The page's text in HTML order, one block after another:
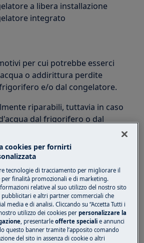
a libera installazione
integrato
per cui potrebbe esserci
o addirittura perdite
e/o dal congelatore.
riparabili, tuttavia in caso
dal frigorifero o dal
di contattare uno dei
autorizzati. Questo
potrebbe dover rimuovere
per cercare di
Se lo fai da solo e finisci
o accidentalmente acqua
non solo è pericoloso,
annullerà la garanzia.
per la risoluzione dei
cookies per fornirti
tecnologie di tracciamento per migliorare il
per finalità promozionali e di marketing.
relative al suo utilizzo del nostro sito
e altri partner commerciali che
media e di analisi. Cliccando su “Accetta Tutti i
utilizzo dei cookies perpersonalizzare la
, presentarleofferte speciali e annunci
questo banner tramite l’apposito comando
del sito in assenza di cookie o altri